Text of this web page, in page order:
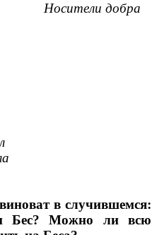
добра
строил
планы
в случившемся:
Бес? Можно ли всю